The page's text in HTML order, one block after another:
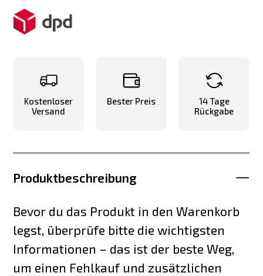
Kostenloser
Versand
Bester Preis
14 Tage
Rückgabe
Produktbeschreibung
Bevor du das Produkt in den Warenkorb
legst, überprüfe bitte die wichtigsten
Informationen – das ist der beste Weg,
um einen Fehlkauf und zusätzlichen